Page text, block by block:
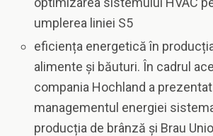
umplerea liniei S5
eficiența energetică în
alimente și băuturi. În cadrul
compania Hochland a prezentat
managementul energiei
producția de brânză și Brau